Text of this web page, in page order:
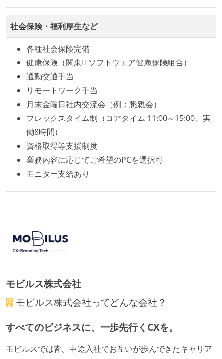
Code）の環境が整備されている
労働環境の自由度
フレックスタイム制または裁量労働制を採用している
メンバーの多様性
外国籍の開発メンバーがいる
待遇・福利厚生
入社時には、各自希望のスペックの PC やディスプレ
イが支給される
職業安定法に対応する記載事項
受動喫煙防止措置：屋内禁煙
社会保険・福利厚生など
各種社会保険完備
健康保険（関東ITソフトウェア健康保険組合）
通勤交通手当
リモートワーク手当
月末金曜日社内交流会（例：懇親会）
フレックスタイム制（コアタイム 11:00～15:00、実
働8時間）
資格取得等支援制度
業務内容に応じてご希望のPCを選択可
モニター支給あり
モビルス株式会社
モビルス株式会社ってどんな会社？
すべてのビジネスに、一歩先行くCXを。
モビルスでは皆、中途入社でお互いが歩んできたキャリア